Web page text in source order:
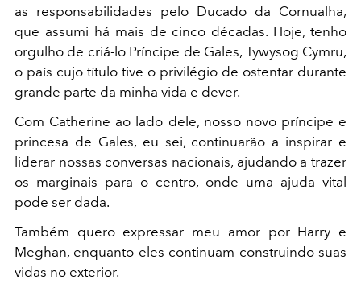
as responsabilidades pelo Ducado da Cornualha,
que assumi há mais de cinco décadas. Hoje, tenho
orgulho de criá-lo Príncipe de Gales, Tywysog Cymru,
o país cujo título tive o privilégio de ostentar durante
grande parte da minha vida e dever.
Com Catherine ao lado dele, nosso novo príncipe e
princesa de Gales, eu sei, continuarão a inspirar e
liderar nossas conversas nacionais, ajudando a trazer
os marginais para o centro, onde uma ajuda vital
pode ser dada.
Também quero expressar meu amor por Harry e
Meghan, enquanto eles continuam construindo suas
vidas no exterior.